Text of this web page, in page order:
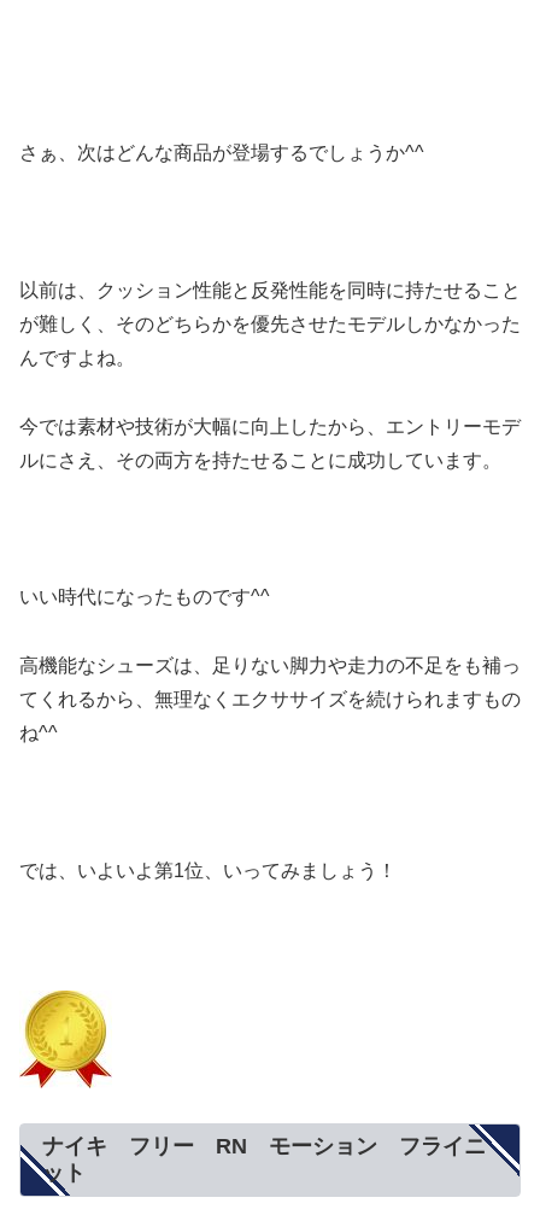
さぁ、次はどんな商品が登場するでしょうか^^
以前は、クッション性能と反発性能を同時に持たせること
が難しく、そのどちらかを優先させたモデルしかなかった
んですよね。
今では素材や技術が大幅に向上したから、エントリーモデ
ルにさえ、その両方を持たせることに成功しています。
いい時代になったものです^^
高機能なシューズは、足りない脚力や走力の不足をも補っ
てくれるから、無理なくエクササイズを続けられますもの
ね^^
では、いよいよ第1位、いってみましょう！
ナイキ フリー RN モーション フライニ
ット